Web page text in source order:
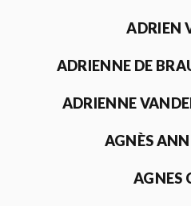
ADRIEN
ADRIENNE DE
ADRIENNE
AGNÈS
AGNES